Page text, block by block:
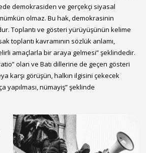
demokrasiden ve gerçekçi siyasal
olmaz. Bu hak, demokrasinin
Toplantı ve gösteri yürüyüşünün kelime
toplantı kavramının sözlük anlamı,
amaçlarla bir araya gelmesi” şeklindedir.
olan ve Batı dillerine de geçen gösteri
karşı görüşün, halkın ilgisini çekecek
yapılması, nümayiş” şeklinde